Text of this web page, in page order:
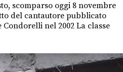
scomparso oggi 8 novembre
del cantautore pubblicato
nel 2002 La classe